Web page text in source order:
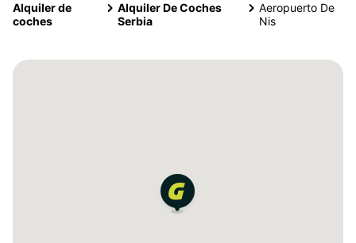
Alquiler de
coches
Alquiler De Coches
Serbia
Aeropuerto De
Nis